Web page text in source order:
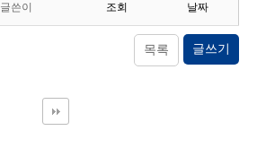
글쓴이 조회 날짜
목록 글쓰기